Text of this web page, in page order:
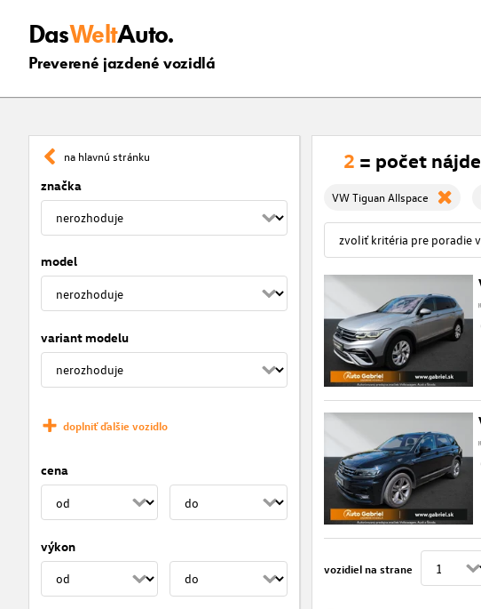
DasWeltAuto.
Preverené jazdené vozidlá
na hlavnú stránku
značka
model
variant modelu
doplniť ďalšie vozidlo
cena
výkon
2 = počet
VW Tiguan Allspace
vozidiel na strane